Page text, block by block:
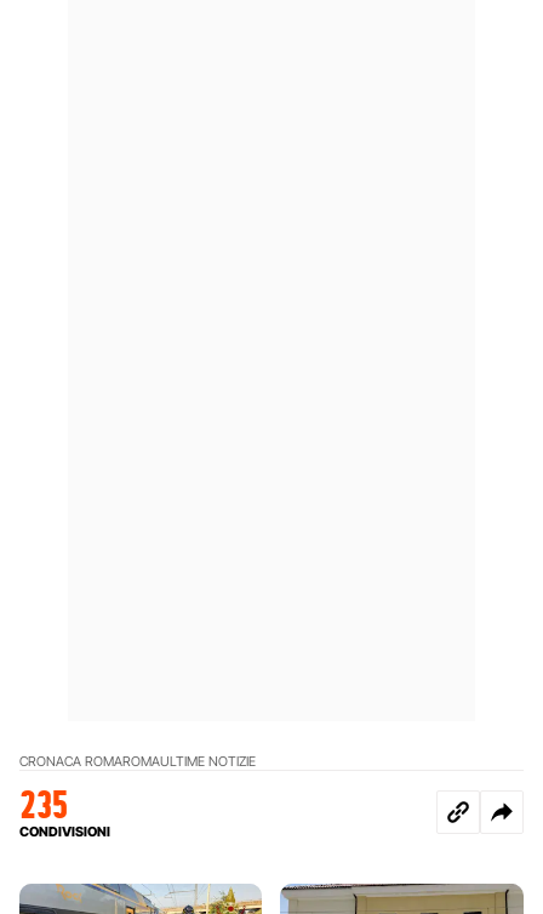
CRONACA ROMAROMAULTIME NOTIZIE
235
CONDIVISIONI